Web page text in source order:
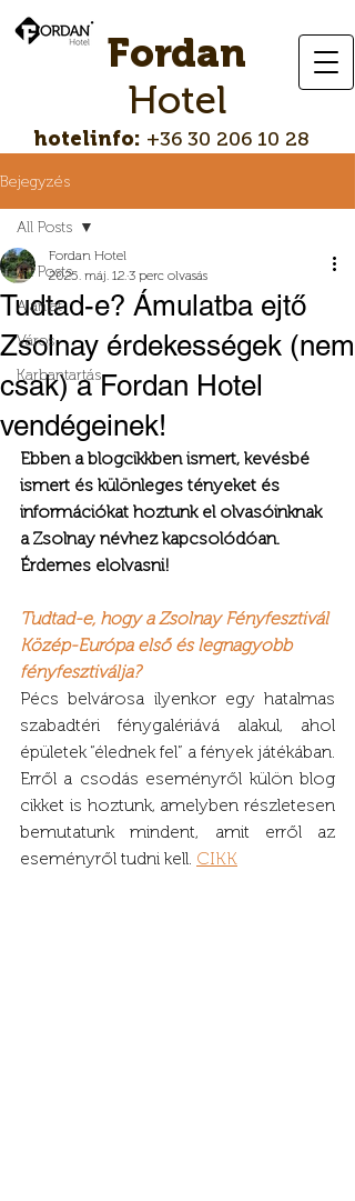
Fordan
Hotel
hotelinfo: +36 30 206 10 28
Bejegyzés
All Posts
Ajánlat
Város
Karbantartás
All Posts
Tudtad-e? Ámulatba ejtő
Zsolnay érdekességek (nem
csak) a Fordan Hotel
vendégeinek!
Fordan Hotel
2025. máj. 12.3 perc olvasás
Ebben a blogcikkben ismert, kevésbé
ismert és különleges tényeket és
információkat hoztunk el olvasóinknak
a Zsolnay névhez kapcsolódóan.
Érdemes elolvasni!
Tudtad-e, hogy a Zsolnay Fényfesztivál
Közép-Európa első és legnagyobb
fényfesztiválja?
Pécs belvárosa ilyenkor egy hatalmas
szabadtéri fénygalériává alakul, ahol
épületek “élednek fel” a fények játékában.
Erről a csodás eseményről külön blog
cikket is hoztunk, amelyben részletesen
bemutatunk mindent, amit erről az
eseményről tudni kell. CIKK